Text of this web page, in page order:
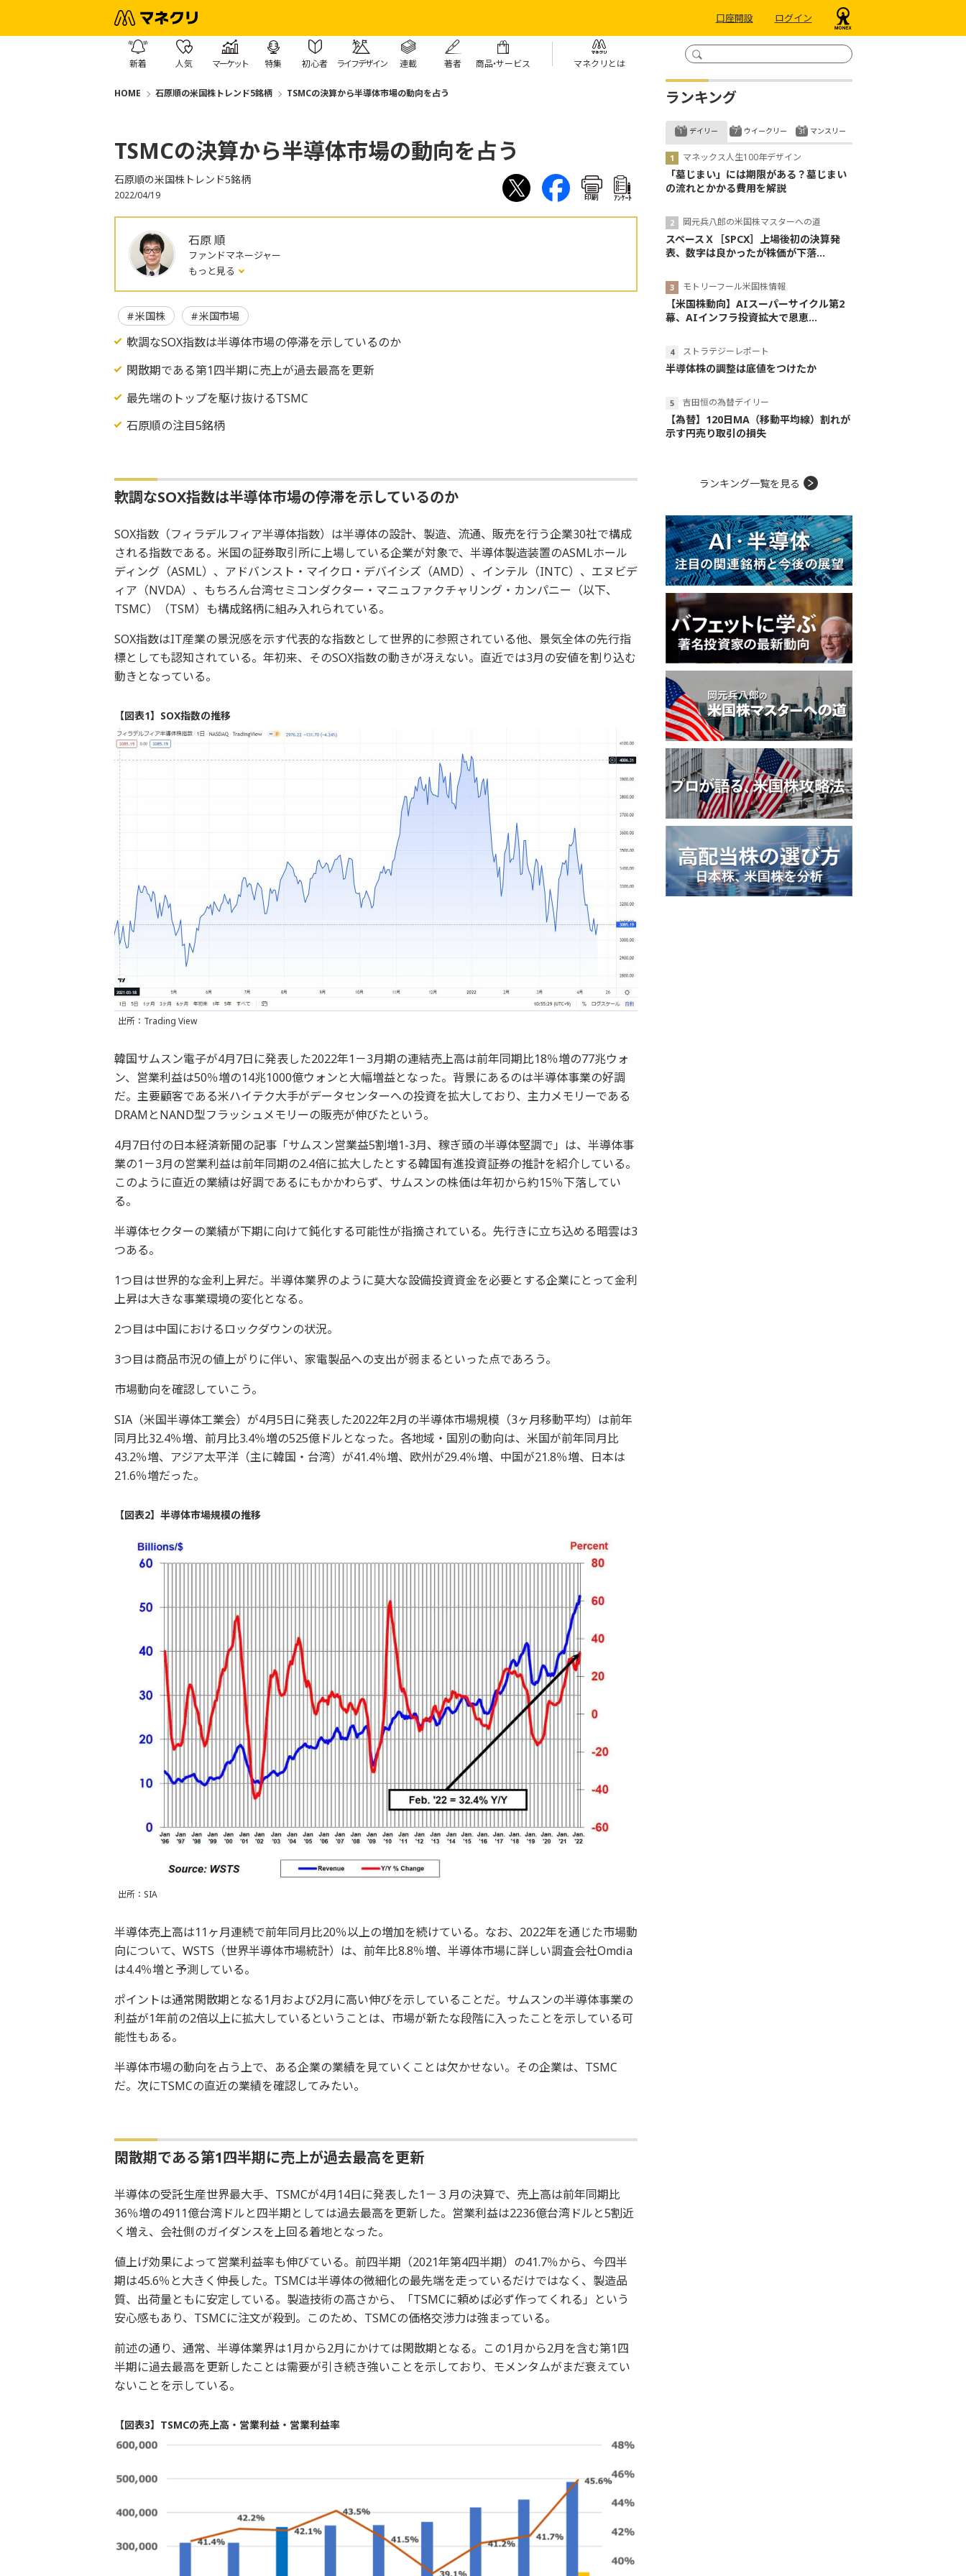
口座開設 ログイン
新着 人気 マーケット 特集 初心者 ライフデザイン 連載 著者 商品・サービス マネクリとは
HOME 石原順の米国株トレンド5銘柄 TSMCの決算から半導体市場の動向を占う
TSMCの決算から半導体市場の動向を占う
石原順の米国株トレンド5銘柄
2022/04/19 印刷 ｱﾝｹｰﾄ
石原 順
ファンドマネージャー
もっと見る
米国株 米国市場
軟調なSOX指数は半導体市場の停滞を示しているのか
閑散期である第1四半期に売上が過去最高を更新
最先端のトップを駆け抜けるTSMC
石原順の注目5銘柄
軟調なSOX指数は半導体市場の停滞を示しているのか
SOX指数（フィラデルフィア半導体指数）は半導体の設計、製造、流通、販売を行う企業30社で構成
される指数である。米国の証券取引所に上場している企業が対象で、半導体製造装置のASMLホール
ディング（ASML）、アドバンスト・マイクロ・デバイシズ（AMD）、インテル（INTC）、エヌビデ
ィア（NVDA）、もちろん台湾セミコンダクター・マニュファクチャリング・カンパニー（以下、
TSMC）（TSM）も構成銘柄に組み入れられている。
SOX指数はIT産業の景況感を示す代表的な指数として世界的に参照されている他、景気全体の先行指
標としても認知されている。年初来、そのSOX指数の動きが冴えない。直近では3月の安値を割り込む
動きとなっている。
【図表1】SOX指数の推移
出所：Trading View
韓国サムスン電子が4月7日に発表した2022年1－3月期の連結売上高は前年同期比18％増の77兆ウォ
ン、営業利益は50％増の14兆1000億ウォンと大幅増益となった。背景にあるのは半導体事業の好調
だ。主要顧客である米ハイテク大手がデータセンターへの投資を拡大しており、主力メモリーである
DRAMとNAND型フラッシュメモリーの販売が伸びたという。
4月7日付の日本経済新聞の記事「サムスン営業益5割増1-3月、稼ぎ頭の半導体堅調で」は、半導体事
業の1－3月の営業利益は前年同期の2.4倍に拡大したとする韓国有進投資証券の推計を紹介している。
このように直近の業績は好調であるにもかかわらず、サムスンの株価は年初から約15％下落してい
る。
半導体セクターの業績が下期に向けて鈍化する可能性が指摘されている。先行きに立ち込める暗雲は3
つある。
1つ目は世界的な金利上昇だ。半導体業界のように莫大な設備投資資金を必要とする企業にとって金利
上昇は大きな事業環境の変化となる。
2つ目は中国におけるロックダウンの状況。
3つ目は商品市況の値上がりに伴い、家電製品への支出が弱まるといった点であろう。
市場動向を確認していこう。
SIA（米国半導体工業会）が4月5日に発表した2022年2月の半導体市場規模（3ヶ月移動平均）は前年
同月比32.4％増、前月比3.4％増の525億ドルとなった。各地域・国別の動向は、米国が前年同月比
43.2％増、アジア太平洋（主に韓国・台湾）が41.4％増、欧州が29.4％増、中国が21.8％増、日本は
21.6％増だった。
【図表2】半導体市場規模の推移
出所：SIA
半導体売上高は11ヶ月連続で前年同月比20％以上の増加を続けている。なお、2022年を通じた市場動
向について、WSTS（世界半導体市場統計）は、前年比8.8％増、半導体市場に詳しい調査会社Omdia
は4.4％増と予測している。
ポイントは通常閑散期となる1月および2月に高い伸びを示していることだ。サムスンの半導体事業の
利益が1年前の2倍以上に拡大しているということは、市場が新たな段階に入ったことを示している可
能性もある。
半導体市場の動向を占う上で、ある企業の業績を見ていくことは欠かせない。その企業は、TSMC
だ。次にTSMCの直近の業績を確認してみたい。
閑散期である第1四半期に売上が過去最高を更新
半導体の受託生産世界最大手、TSMCが4月14日に発表した1－３月の決算で、売上高は前年同期比
36％増の4911億台湾ドルと四半期としては過去最高を更新した。営業利益は2236億台湾ドルと5割近
く増え、会社側のガイダンスを上回る着地となった。
値上げ効果によって営業利益率も伸びている。前四半期（2021年第4四半期）の41.7％から、今四半
期は45.6％と大きく伸長した。TSMCは半導体の微細化の最先端を走っているだけではなく、製造品
質、出荷量ともに安定している。製造技術の高さから、「TSMCに頼めば必ず作ってくれる」という
安心感もあり、TSMCに注文が殺到。このため、TSMCの価格交渉力は強まっている。
前述の通り、通常、半導体業界は1月から2月にかけては閑散期となる。この1月から2月を含む第1四
半期に過去最高を更新したことは需要が引き続き強いことを示しており、モメンタムがまだ衰えてい
ないことを示している。
【図表3】TSMCの売上高・営業利益・営業利益率
ランキング
デイリー
マネックス人生100年デザイン
「墓じまい」には期限がある？墓じまい
の流れとかかる費用を解説
岡元兵八郎の米国株マスターへの道
スペースＸ［SPCX］上場後初の決算発
表、数字は良かったが株価が下落...
モトリーフール米国株情報
【米国株動向】AIスーパーサイクル第2
幕、AIインフラ投資拡大で恩恵...
ストラテジーレポート
半導体株の調整は底値をつけたか
吉田恒の為替デイリー
【為替】120日MA（移動平均線）割れが
示す円売り取引の損失
ウイークリー マンスリー
ランキング一覧を見る